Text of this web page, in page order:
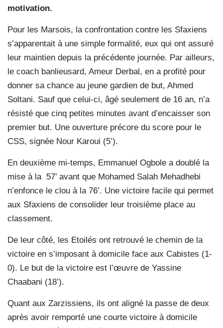
motivation.
Pour les Marsois, la confrontation contre les Sfaxiens
s’apparentait à une simple formalité, eux qui ont assuré
leur maintien depuis la précédente journée. Par ailleurs,
le coach banlieusard, Ameur Derbal, en a profité pour
donner sa chance au jeune gardien de but, Ahmed
Soltani. Sauf que celui-ci, âgé seulement de 16 an, n’a
résisté que cinq petites minutes avant d’encaisser son
premier but. Une ouverture précore du score pour le
CSS, signée Nour Karoui (5’).
En deuxième mi-temps, Emmanuel Ogbole a doublé la
mise à la 57’ avant que Mohamed Salah Mehadhebi
n’enfonce le clou à la 76’. Une victoire facile qui permet
aux Sfaxiens de consolider leur troisième place au
classement.
De leur côté, les Etoilés ont retrouvé le chemin de la
victoire en s’imposant à domicile face aux Cabistes (1-
0). Le but de la victoire est l’œuvre de Yassine
Chaabani (18’).
Quant aux Zarzissiens, ils ont aligné la passe de deux
après avoir remporté une courte victoire à domicile